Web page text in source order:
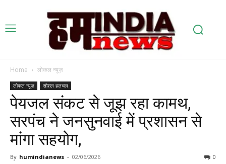
Home लोकल न्यूज़
लोकल न्यूज़ सोशल हलचल
पेयजल संकट से जूझ रहा कामथ,
सरपंच ने जनसुनवाई में प्रशासन से
मांगा सहयोग,
By humindianews - 02/06/2026 0